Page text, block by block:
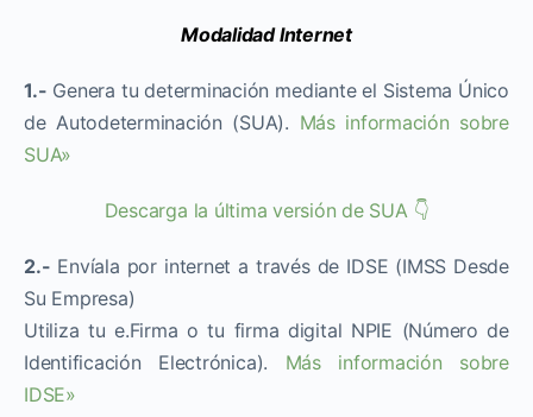
Modalidad Internet
1.- Genera tu determinación mediante el Sistema Único
de Autodeterminación (SUA). Más información sobre
SUA»
Descarga la última versión de SUA 👇
2.- Envíala por internet a través de IDSE (IMSS Desde
Su Empresa)
Utiliza tu e.Firma o tu firma digital NPIE (Número de
Identificación Electrónica). Más información sobre
IDSE»